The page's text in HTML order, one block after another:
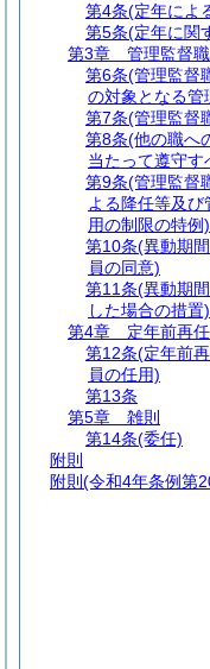
第4条(定年によ
第5条(定年に関
第3章
管理監督
第6条(管理監督
の対象となる管
第7条(管理監督
第8条(他の職へ
当たって遵守す
第9条(管理監督
よる降任等及
用の制限の特例)
第10条(異動期
員の同意)
第11条(異動期
した場合の措置)
第4章
定年前再
第12条(定年前
員の任用)
第13条
第5章
雑則
第14条(委任)
附則
附則 (令和4年条例第